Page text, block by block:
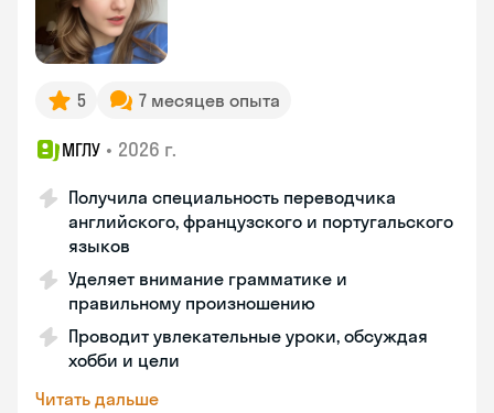
5 7 месяцев опыта
МГЛУ • 2026 г.
Получила специальность переводчика
английского, французского и португальского
языков
Уделяет внимание грамматике и
правильному произношению
Проводит увлекательные уроки, обсуждая
хобби и цели
Читать дальше